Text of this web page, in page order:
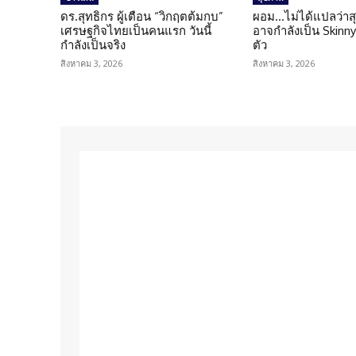
ดร.สุทธิกร ผู้เตือน “วิกฤตต้มกบ”
เศรษฐกิจไทยเป็นคนแรก วันนี้
กำลังเป็นจริง
สิงหาคม 3, 2026
ผอม…ไม่ได้แปลว่า
อาจกำลังเป็น
ตัว
สิงหาคม 3, 2026